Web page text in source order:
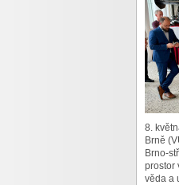
8.
Brně
Brno-
prostor
věda a